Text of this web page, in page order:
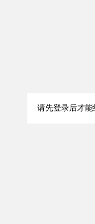
请先登录后才能